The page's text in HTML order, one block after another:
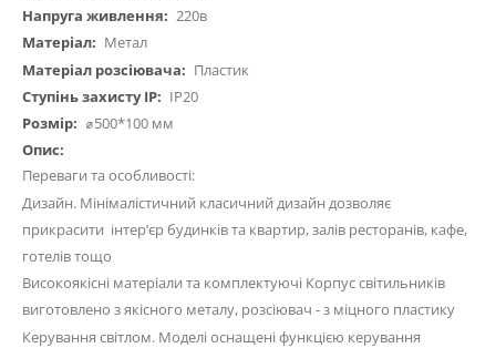
220в
Метал
Пластик
IP20
⌀500*100 мм
Переваги та особливості:
Дизайн. Мінімалістичний класичний дизайн дозволяє
прикрасити інтер’єр будинків та квартир, залів ресторанів, кафе,
готелів тощо
Високоякісні матеріали та комплектуючі Корпус світильників
виготовлено з якісного металу, розсіювач - з міцного пластику
Керування світлом. Моделі оснащені функцією керування